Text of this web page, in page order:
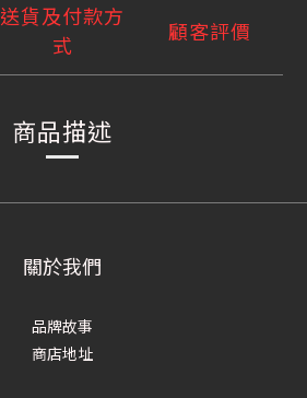
送貨及付款方
式
顧客評價
商品描述
關於我們
品牌故事
商店地址